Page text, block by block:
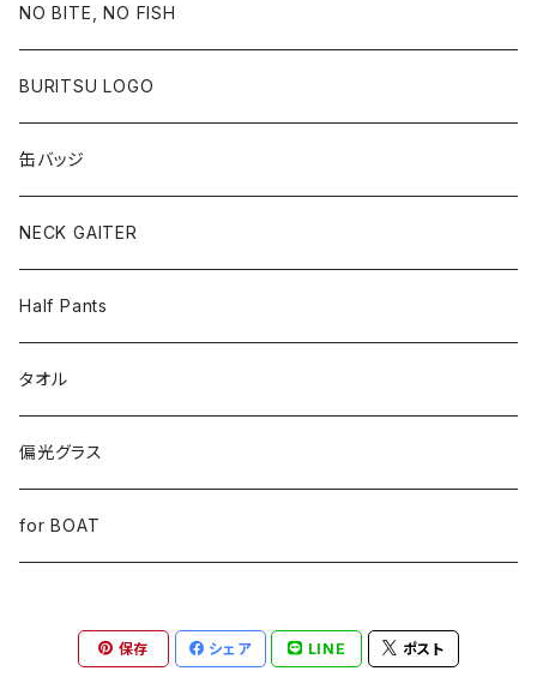
NO BITE, NO FISH
BURITSU LOGO
NO BITE, NO FISH
BURITSU LOGO
缶バッジ
NECK GAITER
Half Pants
タオル
偏光グラス
for BOAT
保存 シェア LINE ポスト